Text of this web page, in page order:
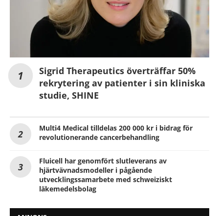
Sigrid Therapeutics överträffar 50%
rekrytering av patienter i sin kliniska
studie, SHINE
Multi4 Medical tilldelas 200 000 kr i bidrag för
revolutionerande cancerbehandling
Fluicell har genomfört slutleverans av
hjärtvävnadsmodeller i pågående
utvecklingssamarbete med schweiziskt
läkemedelsbolag